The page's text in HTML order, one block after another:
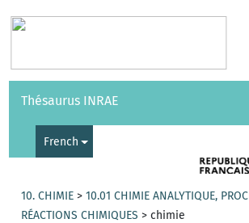
Vocabularies API
Thésaurus INRAE
French
10. CHIMIE >10.01 CHIMIE ANALYTIQUE,
RÉACTIONS CHIMIQUES >chimie